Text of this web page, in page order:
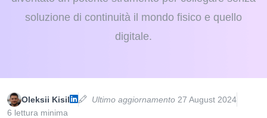
soluzione di continuità il mondo fisico e quello
digitale.
Oleksii Kisil Ultimo aggiornamento 27 August 2024
6 lettura minima